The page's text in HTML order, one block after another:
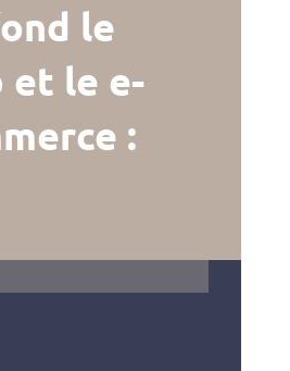
le
et le e-
: